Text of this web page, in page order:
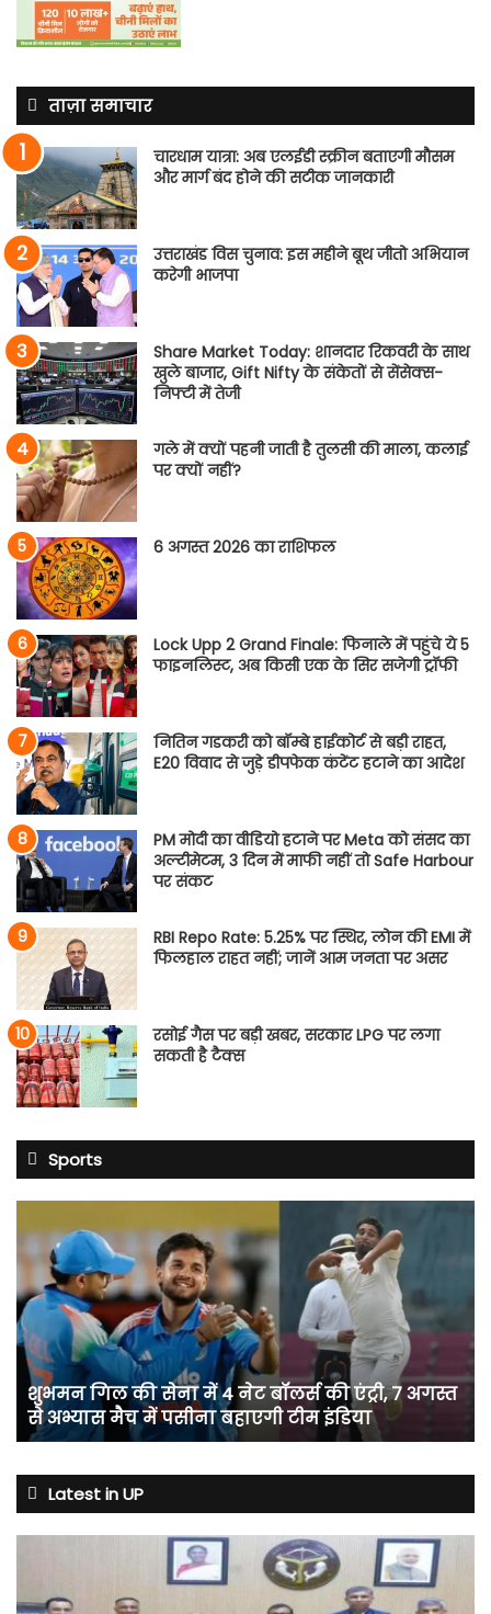
ताज़ा समाचार
चारधाम यात्रा: अब एलईडी स्क्रीन बताएगी मौसम
और मार्ग बंद होने की सटीक जानकारी
उत्तराखंड विस चुनाव: इस महीने बूथ जीतो अभियान
करेगी भाजपा
Share Market Today: शानदार रिकवरी के साथ
खुले बाजार, Gift Nifty के संकेतों से सेंसेक्स-
निफ्टी में तेजी
गले में क्यों पहनी जाती है तुलसी की माला, कलाई
पर क्यों नहीं?
6 अगस्त 2026 का राशिफल
Lock Upp 2 Grand Finale: फिनाले में पहुंचे ये 5
फाइनलिस्ट, अब किसी एक के सिर सजेगी ट्रॉफी
नितिन गडकरी को बॉम्बे हाईकोर्ट से बड़ी राहत,
E20 विवाद से जुड़े डीपफेक कंटेंट हटाने का आदेश
PM मोदी का वीडियो हटाने पर Meta को संसद का
अल्टीमेटम, 3 दिन में माफी नहीं तो Safe Harbour
पर संकट
RBI Repo Rate: 5.25% पर स्थिर, लोन की EMI में
फिलहाल राहत नहीं; जानें आम जनता पर असर
रसोई गैस पर बड़ी खबर, सरकार LPG पर लगा
सकती है टैक्स
Sports
गिल
की
में
4
नेट
बॉलर्स
की
एंट्री,
7
अभ्यास
मैच
बहाएगी
शुभमन गिल की सेना में 4 नेट बॉलर्स की एंट्री, 7 अगस्त
से अभ्यास मैच में पसीना बहाएगी टीम इंडिया
Latest in UP